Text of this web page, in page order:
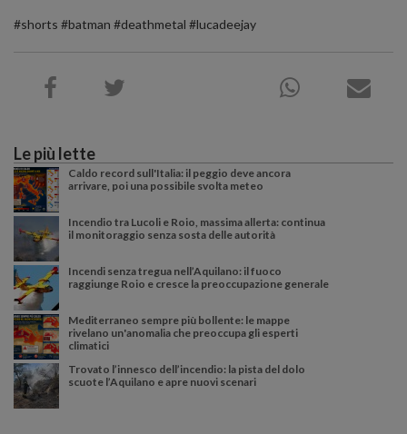
#shorts #batman #deathmetal #lucadeejay
Le più lette
Caldo record sull'Italia: il peggio deve ancora
arrivare, poi una possibile svolta meteo
Incendio tra Lucoli e Roio, massima allerta: continua
il monitoraggio senza sosta delle autorità
Incendi senza tregua nell’Aquilano: il fuoco
raggiunge Roio e cresce la preoccupazione generale
Mediterraneo sempre più bollente: le mappe
rivelano un'anomalia che preoccupa gli esperti
climatici
Trovato l’innesco dell’incendio: la pista del dolo
scuote l’Aquilano e apre nuovi scenari